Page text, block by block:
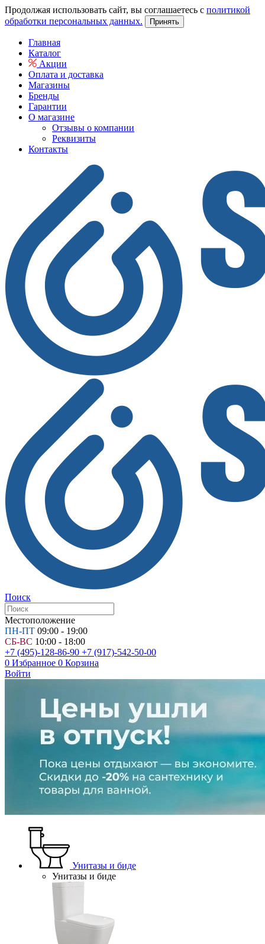
Продолжая использовать сайт, вы соглашаетесь с политикой
обработки персональных данных.
Принять
Главная
Каталог
Акции
Оплата и доставка
Магазины
Бренды
Гарантии
О магазине
Отзывы о компании
Реквизиты
Контакты
Поиск
Местоположение
ПН-ПТ 09:00 - 19:00
СБ-ВС 10:00 - 18:00
+7 (495)-128-86-90 +7 (917)-542-50-00
0 Избранное 0 Корзина
Войти
Унитазы и биде
Унитазы и биде